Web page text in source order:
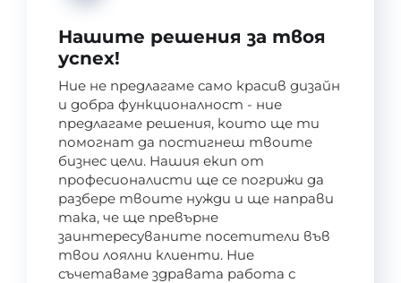
Нашите решения за твоя
успех!
Ние не предлагаме само красив дизайн
и добра функционалност - ние
предлагаме решения, които ще ти
помогнат да постигнеш твоите
бизнес цели. Нашия екип от
професионалисти ще се погрижи да
разбере твоите нужди и ще направи
така, че ще превърне
заинтересуваните посетители във
твои лоялни клиенти. Ние
съчетаваме здравата работа с